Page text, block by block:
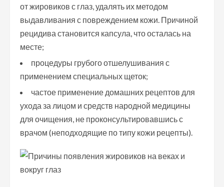
от жировиков с глаз, удалять их методом
выдавливания с повреждением кожи. Причиной
рецидива становится капсула, что осталась на
месте;
процедуры грубого отшелушивания с
применением специальных щеток;
частое применение домашних рецептов для
ухода за лицом и средств народной медицины
для очищения, не проконсультировавшись с
врачом (неподходящие по типу кожи рецепты).